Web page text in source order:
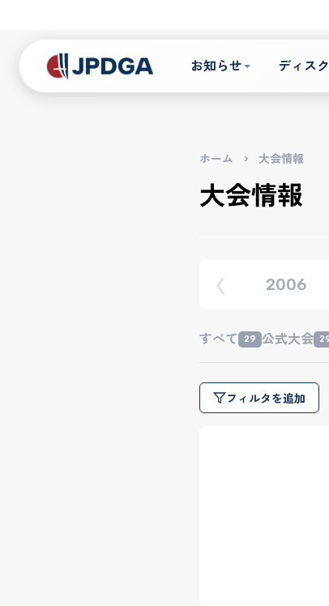
お知らせ ディス
ホーム > 大会情報
大会情報
❮ 2006
すべて 29 公式大会
フィルタを追加